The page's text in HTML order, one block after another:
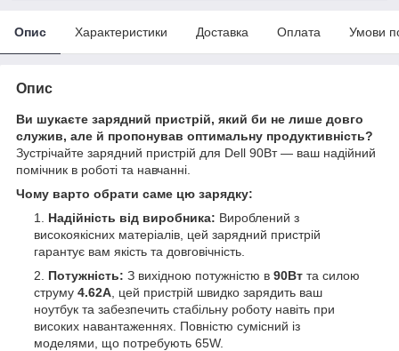
Опис Характеристики Доставка Оплата Умови
Опис
Ви шукаєте зарядний пристрій, який би не лише довго
служив, але й пропонував оптимальну продуктивність?
Зустрічайте зарядний пристрій для Dell 90Вт — ваш надійний
помічник в роботі та навчанні.
Чому варто обрати саме цю зарядку:
Надійність від виробника: Вироблений з
високоякісних матеріалів, цей зарядний пристрій
гарантує вам якість та довговічність.
Потужність: З вихідною потужністю в 90Вт та силою
струму 4.62А , цей пристрій швидко зарядить ваш
ноутбук та забезпечить стабільну роботу навіть при
високих навантаженнях. Повністю сумісний із
моделями, що потребують 65W.